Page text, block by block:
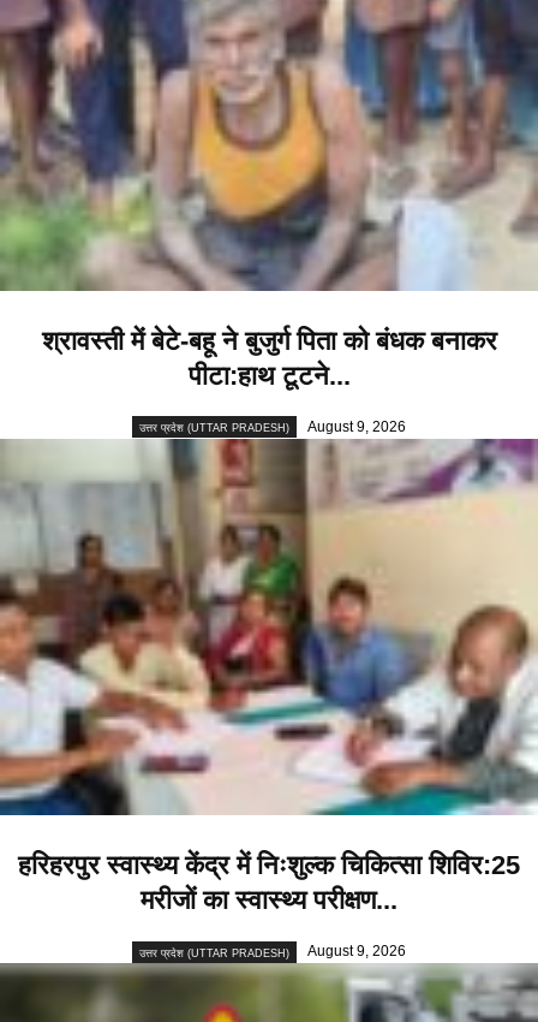
श्रावस्ती में बेटे-बहू ने बुजुर्ग पिता को बंधक बनाकर
पीटा:हाथ टूटने...
उत्तर प्रदेश (UTTAR PRADESH) August 9, 2026
हरिहरपुर स्वास्थ्य केंद्र में निःशुल्क चिकित्सा शिविर:25
मरीजों का स्वास्थ्य परीक्षण...
उत्तर प्रदेश (UTTAR PRADESH) August 9, 2026